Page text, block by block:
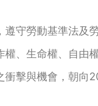
遵守勞動基準法及
權、生命權、自由
衝擊與機會，朝向